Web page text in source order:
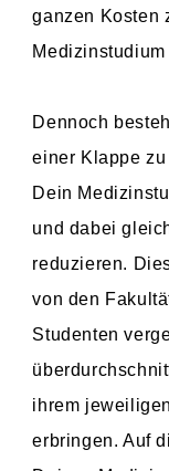
ganzen Kosten
Dennoch
einer Klappe
Dein
und dabei
reduzieren.
von den
Studenten
ihrem
erbringen. Auf